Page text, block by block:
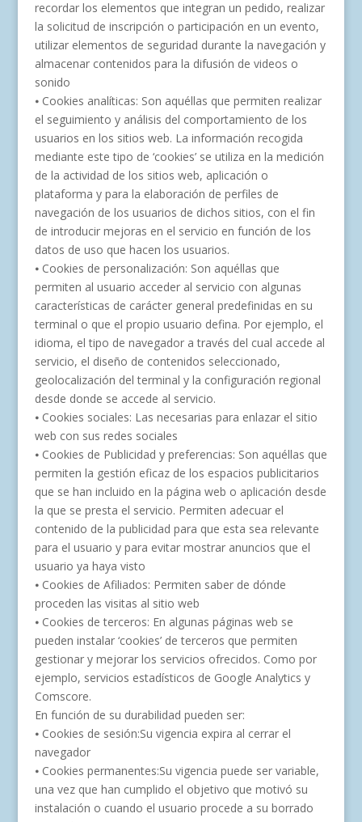
recordar los elementos que integran un pedido, realizar
la solicitud de inscripción o participación en un evento,
utilizar elementos de seguridad durante la navegación y
almacenar contenidos para la difusión de videos o
sonido
⦁ Cookies analíticas: Son aquéllas que permiten realizar
el seguimiento y análisis del comportamiento de los
usuarios en los sitios web. La información recogida
mediante este tipo de ‘cookies’ se utiliza en la medición
de la actividad de los sitios web, aplicación o
plataforma y para la elaboración de perfiles de
navegación de los usuarios de dichos sitios, con el fin
de introducir mejoras en el servicio en función de los
datos de uso que hacen los usuarios.
⦁ Cookies de personalización: Son aquéllas que
permiten al usuario acceder al servicio con algunas
características de carácter general predefinidas en su
terminal o que el propio usuario defina. Por ejemplo, el
idioma, el tipo de navegador a través del cual accede al
servicio, el diseño de contenidos seleccionado,
geolocalización del terminal y la configuración regional
desde donde se accede al servicio.
⦁ Cookies sociales: Las necesarias para enlazar el sitio
web con sus redes sociales
⦁ Cookies de Publicidad y preferencias: Son aquéllas que
permiten la gestión eficaz de los espacios publicitarios
que se han incluido en la página web o aplicación desde
la que se presta el servicio. Permiten adecuar el
contenido de la publicidad para que esta sea relevante
para el usuario y para evitar mostrar anuncios que el
usuario ya haya visto
⦁ Cookies de Afiliados: Permiten saber de dónde
proceden las visitas al sitio web
⦁ Cookies de terceros: En algunas páginas web se
pueden instalar ‘cookies’ de terceros que permiten
gestionar y mejorar los servicios ofrecidos. Como por
ejemplo, servicios estadísticos de Google Analytics y
Comscore.
En función de su durabilidad pueden ser:
⦁ Cookies de sesión:Su vigencia expira al cerrar el
navegador
⦁ Cookies permanentes:Su vigencia puede ser variable,
una vez que han cumplido el objetivo que motivó su
instalación o cuando el usuario procede a su borrado